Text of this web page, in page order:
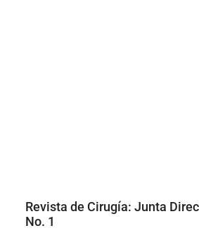
Revista de Cirugía: Junta
No. 1